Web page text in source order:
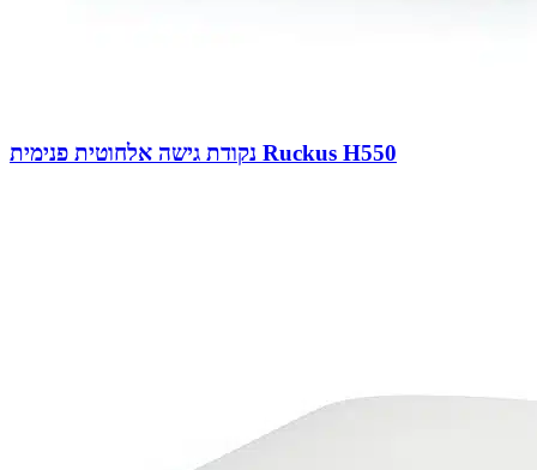
נקודת גישה אלחוטית פנימית Ruckus H550